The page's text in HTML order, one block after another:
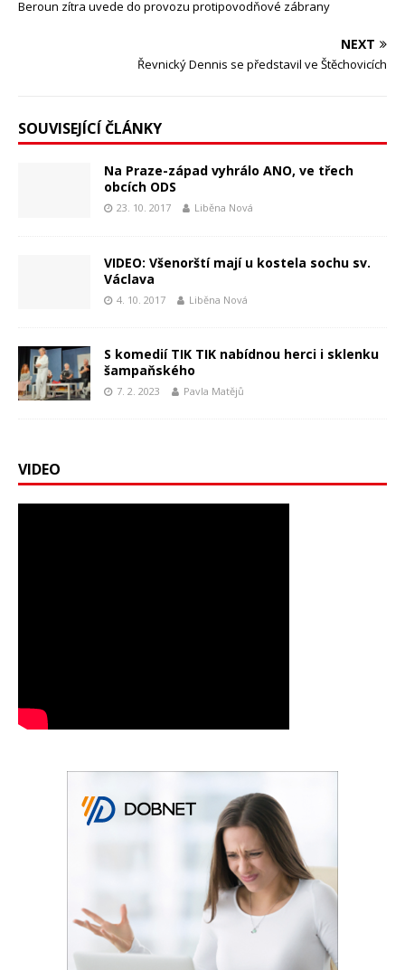
Beroun zítra uvede do provozu protipovodňové zábrany
NEXT
Řevnický Dennis se představil ve Štěchovicích
SOUVISEJÍCÍ ČLÁNKY
Na Praze-západ vyhrálo ANO, ve třech
obcích ODS
23. 10. 2017 Liběna Nová
VIDEO: Všenorští mají u kostela sochu sv.
Václava
4. 10. 2017 Liběna Nová
S komedií TIK TIK nabídnou herci i sklenku
šampaňského
7. 2. 2023 Pavla Matějů
VIDEO